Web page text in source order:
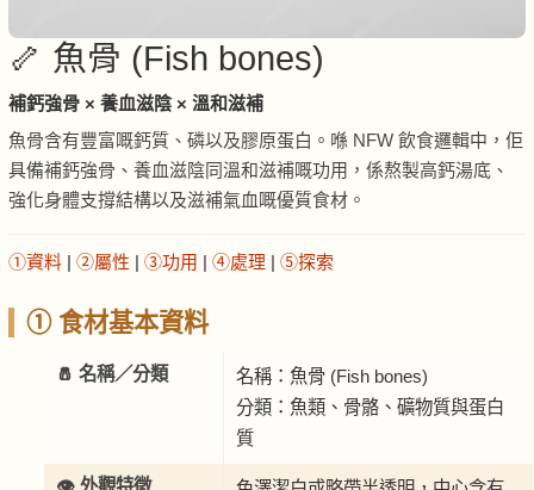
🦴 魚骨 (Fish bones)
補鈣強骨 × 養血滋陰 × 溫和滋補
魚骨含有豐富嘅鈣質、磷以及膠原蛋白。喺 NFW 飲食邏輯中，佢
具備補鈣強骨、養血滋陰同溫和滋補嘅功用，係熬製高鈣湯底、
強化身體支撐結構以及滋補氣血嘅優質食材。
①資料 | ②屬性 | ③功用 | ④處理 | ⑤探索
① 食材基本資料
🧂 名稱／分類
名稱：魚骨 (Fish bones)
分類：魚類、骨骼、礦物質與蛋白
質
👁️ 外觀特徵